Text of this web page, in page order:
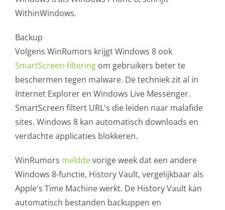
WithinWindows.
Backup
Volgens WinRumors krijgt Windows 8 ook
SmartScreen-filteringom gebruikers beter te
beschermen tegen malware. De techniek zit al in
Internet Explorer en Windows Live Messenger.
SmartScreen filtert URL's die leiden naar malafide
sites. Windows 8 kan automatisch downloads en
verdachte applicaties blokkeren.
WinRumors melddevorige week dat een andere
Windows 8-functie, History Vault, vergelijkbaar als
Apple's Time Machine werkt. De History Vault kan
automatisch bestanden backuppen en